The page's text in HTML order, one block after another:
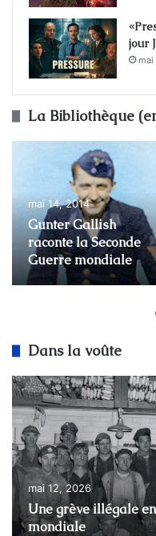
jour J
mai
La Bibliothèque
mai 14, 2014
Gunter Gallish
raconte la Seconde
Guerre mondiale
Dans la voûte
mai 12, 2026
Une grève illégale
mondiale